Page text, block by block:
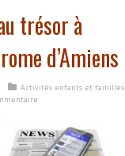
trésor à
d’Amiens
Activités enfants et familles